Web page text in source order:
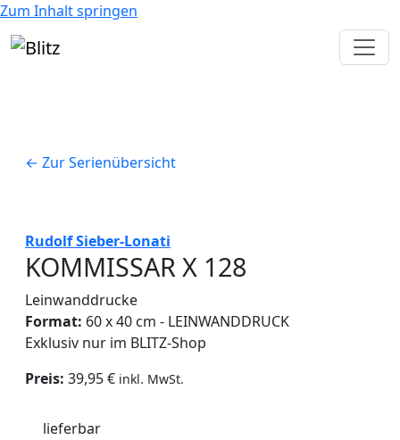
Zum Inhalt springen
← Zur Serienübersicht
Rudolf Sieber-Lonati
KOMMISSAR X 128
Leinwanddrucke
Format: 60 x 40 cm - LEINWANDDRUCK
Exklusiv nur im BLITZ-Shop
Preis: 39,95 € inkl. MwSt.
lieferbar